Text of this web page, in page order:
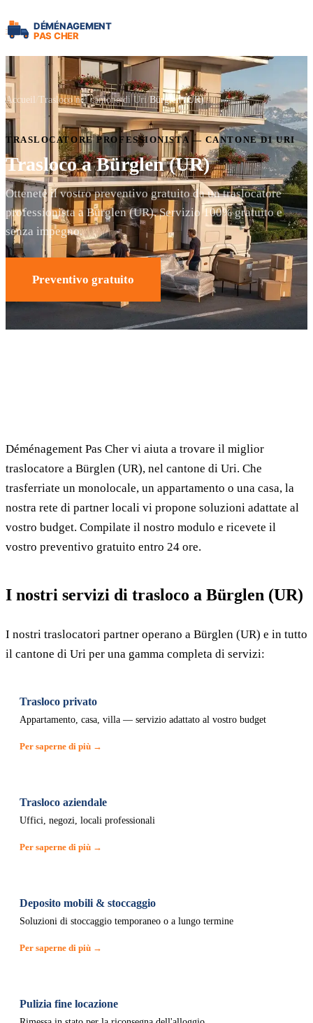
Accueil Trasloco nel cantone di Uri Bürglen (UR)
TRASLOCATORE PROFESSIONISTA — CANTONE DI URI
Trasloco a Bürglen (UR)
Ottenete il vostro preventivo gratuito da un traslocatore
professionista a Bürglen (UR). Servizio 100% gratuito e
senza impegno.
Preventivo gratuito
Déménagement Pas Cher vi aiuta a trovare il miglior
traslocatore a Bürglen (UR), nel cantone di Uri. Che
trasferriate un monolocale, un appartamento o una casa, la
nostra rete di partner locali vi propone soluzioni adattate al
vostro budget. Compilate il nostro modulo e ricevete il
vostro preventivo gratuito entro 24 ore.
I nostri servizi di trasloco a Bürglen (UR)
I nostri traslocatori partner operano a Bürglen (UR) e in tutto
il cantone di Uri per una gamma completa di servizi:
Trasloco privato
Appartamento, casa, villa — servizio adattato al vostro budget
Per saperne di più →
Trasloco aziendale
Uffici, negozi, locali professionali
Per saperne di più →
Deposito mobili & stoccaggio
Soluzioni di stoccaggio temporaneo o a lungo termine
Per saperne di più →
Pulizia fine locazione